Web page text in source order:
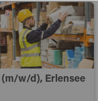
w/d), Erlensee